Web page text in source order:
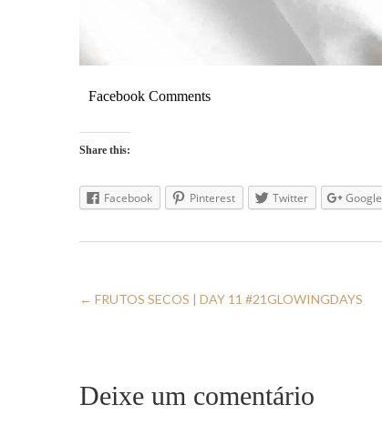
Facebook Comments
Share this:
Facebook Pinterest Twitter Google
← FRUTOS SECOS | DAY 11 #21GLOWINGDAYS
Deixe um comentário